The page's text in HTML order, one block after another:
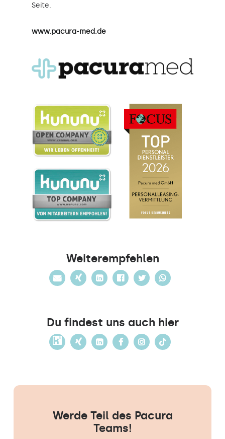
Seite.
www.pacura-med.de
Weiterempfehlen
Du findest uns auch hier
Werde Teil des Pacura
Teams!